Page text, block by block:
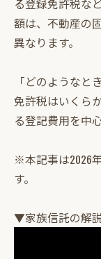
る登録免許税な
額は、不動産の
異なります。
「どのような
免許税はいくら
る登記費用を中
※本記事は2026
す。
▼家族信託の解